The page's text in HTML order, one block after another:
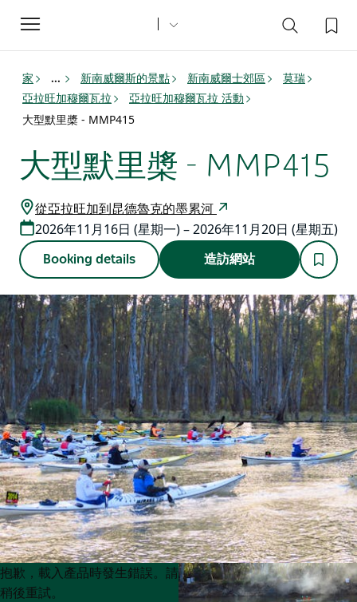
Toggle
navigation
家 ... 新南威爾斯的景點 新南威爾士郊區
莫瑞
亞拉旺加穆爾瓦拉
亞拉旺加穆爾瓦拉 活動
大型默里槳 - MMP415
大型默里槳 - MMP415
從亞拉旺加到昆德魯克的墨累河
2026年11月16日 (星期一) – 2026年11月20日 (星期五)
Booking details 造訪網站
Product
List
Product
List
抱歉，載入產品時發生錯誤。請
稍後重試。